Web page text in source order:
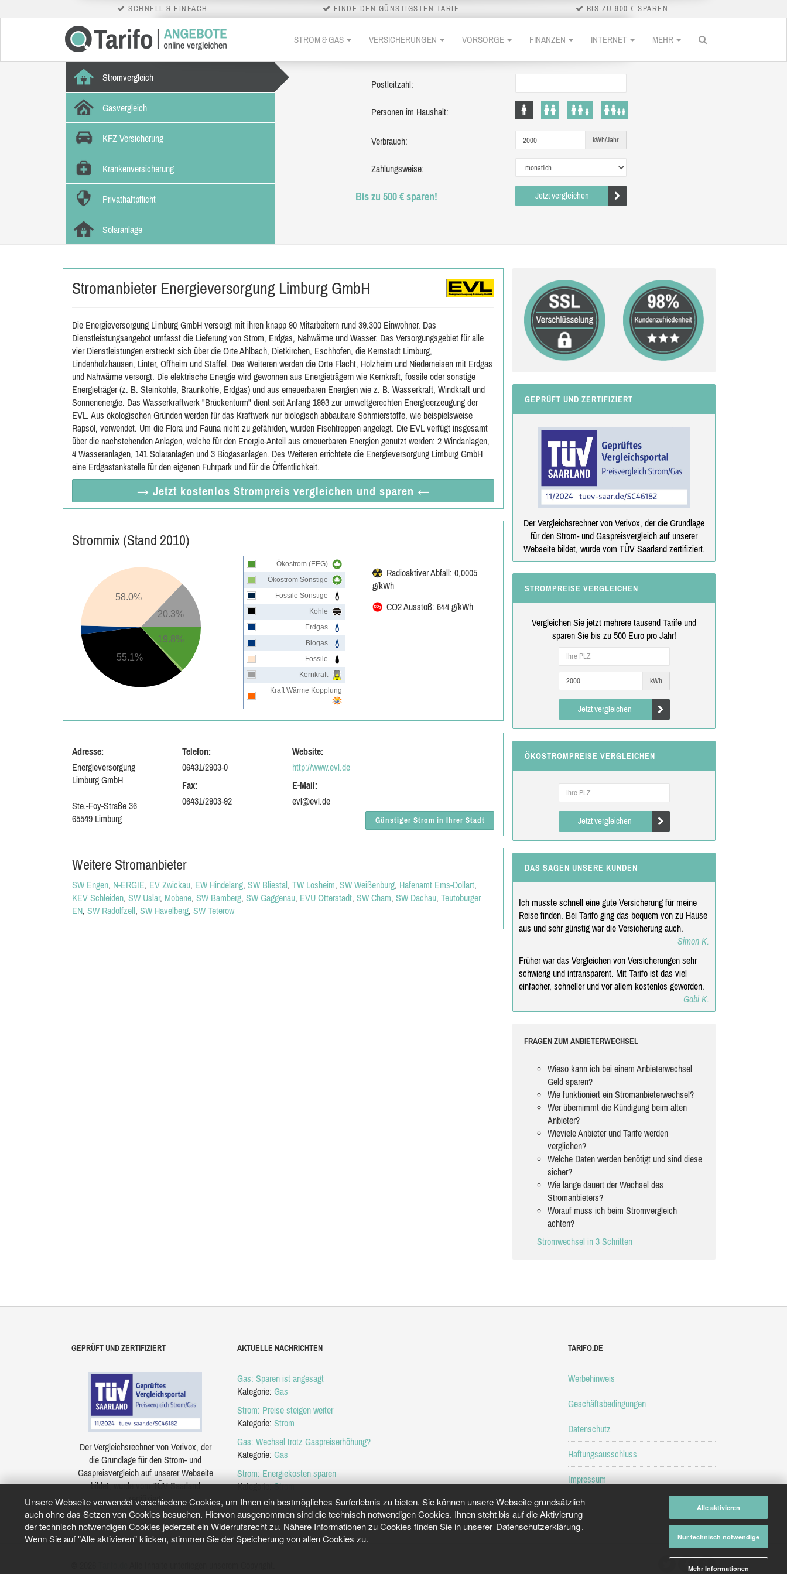
Unsere Webseite verwendet verschiedene Cookies, um Ihnen ein bestmögliches Surferlebnis zu bieten. Sie können unsere Webseite grundsätzlich
auch ohne das Setzen von Cookies besuchen. Hiervon ausgenommen sind die technisch notwendigen Cookies. Ihnen steht bis auf die Aktivierung
der technisch notwendigen Cookies jederzeit ein Widerrufsrecht zu. Nähere Informationen zu Cookies finden Sie in unserer Datenschutzerklärung.
Wenn Sie auf "Alle aktivieren" klicken, stimmen Sie der Speicherung von allen Cookies zu.
Alle aktivieren
Nur technisch notwendige
Mehr Informationen
SCHNELL & EINFACH FINDE DEN GÜNSTIGSTEN TARIF BIS ZU 900 € SPAREN
STROM & GAS VERSICHERUNGEN VORSORGE FINANZEN INTERNET MEHR
Stromvergleich
Gasvergleich
KFZ Versicherung
Krankenversicherung
Privathaftpflicht
Solaranlage
Postleitzahl:
Personen im Haushalt:
Verbrauch: kWh/Jahr
Zahlungsweise:
Bis zu 500 € sparen! Jetzt vergleichen
Stromanbieter Energieversorgung Limburg GmbH
Die Energieversorgung Limburg GmbH versorgt mit ihren knapp 90 Mitarbeitern rund 39.300 Einwohner. Das
Dienstleistungsangebot umfasst die Lieferung von Strom, Erdgas, Nahwärme und Wasser. Das Versorgungsgebiet für alle
vier Dienstleistungen erstreckt sich über die Orte Ahlbach, Dietkirchen, Eschhofen, die Kernstadt Limburg,
Lindenholzhausen, Linter, Offheim und Staffel. Des Weiteren werden die Orte Flacht, Holzheim und Niederneisen mit Erdgas
und Nahwärme versorgt. Die elektrische Energie wird gewonnen aus Energieträgern wie Kernkraft, fossile oder sonstige
Energieträger (z. B. Steinkohle, Braunkohle, Erdgas) und aus erneuerbaren Energien wie z. B. Wasserkraft, Windkraft und
Sonnenenergie. Das Wasserkraftwerk "Brückenturm" dient seit Anfang 1993 zur umweltgerechten Energieerzeugung der
EVL. Aus ökologischen Gründen werden für das Kraftwerk nur biologisch abbaubare Schmierstoffe, wie beispielsweise
Rapsöl, verwendet. Um die Flora und Fauna nicht zu gefährden, wurden Fischtreppen angelegt. Die EVL verfügt insgesamt
über die nachstehenden Anlagen, welche für den Energie-Anteil aus erneuerbaren Energien genutzt werden: 2 Windanlagen,
4 Wasseranlagen, 141 Solaranlagen und 3 Biogasanlagen. Des Weiteren errichtete die Energieversorgung Limburg GmbH
eine Erdgastankstelle für den eigenen Fuhrpark und für die Öffentlichkeit.
→ Jetzt kostenlos Strompreis vergleichen und sparen ←
Strommix (Stand 2010)
Ökostrom (EEG)
Ökostrom Sonstige
Fossile Sonstige
Kohle
Erdgas
Biogas
Fossile
Kernkraft
Kraft Wärme Kopplung
19.8%
55.1%
58.0%
20.3%
Radioaktiver Abfall: 0,0005
g/kWh
CO2 Ausstoß: 644 g/kWh
Adresse:
Energieversorgung
Limburg GmbH
Ste.-Foy-Straße 36
65549 Limburg
Telefon:
06431/2903-0
Fax:
06431/2903-92
Website:
http://www.evl.de
E-Mail:
evl@evl.de
Günstiger Strom in Ihrer Stadt
Weitere Stromanbieter
SW Engen, N-ERGIE, EV Zwickau, EW Hindelang, SW Bliestal, TW Losheim, SW Weißenburg, Hafenamt Ems-Dollart,
KEV Schleiden, SW Uslar, Mobene, SW Bamberg, SW Gaggenau, EVU Otterstadt, SW Cham, SW Dachau, Teutoburger
EN, SW Radolfzell, SW Havelberg, SW Teterow
GEPRÜFT UND ZERTIFIZIERT
Der Vergleichsrechner von Verivox, der die Grundlage
für den Strom- und Gaspreisvergleich auf unserer
Webseite bildet, wurde vom TÜV Saarland zertifiziert.
STROMPREISE VERGLEICHEN
Vergleichen Sie jetzt mehrere tausend Tarife und
sparen Sie bis zu 500 Euro pro Jahr!
kWh
Jetzt vergleichen
ÖKOSTROMPREISE VERGLEICHEN
Jetzt vergleichen
DAS SAGEN UNSERE KUNDEN
Ich musste schnell eine gute Versicherung für meine
Reise finden. Bei Tarifo ging das bequem von zu Hause
aus und sehr günstig war die Versicherung auch.
Simon K.
Früher war das Vergleichen von Versicherungen sehr
schwierig und intransparent. Mit Tarifo ist das viel
einfacher, schneller und vor allem kostenlos geworden.
Gabi K.
FRAGEN ZUM ANBIETERWECHSEL
Wieso kann ich bei einem Anbieterwechsel
Geld sparen?
Wie funktioniert ein Stromanbieterwechsel?
Wer übernimmt die Kündigung beim alten
Anbieter?
Wieviele Anbieter und Tarife werden
verglichen?
Welche Daten werden benötigt und sind diese
sicher?
Wie lange dauert der Wechsel des
Stromanbieters?
Worauf muss ich beim Stromvergleich
achten?
Stromwechsel in 3 Schritten
GEPRÜFT UND ZERTIFIZIERT
Der Vergleichsrechner von Verivox, der
die Grundlage für den Strom- und
Gaspreisvergleich auf unserer Webseite
bildet, wurde vom TÜV Saarland
zertifiziert.
AKTUELLE NACHRICHTEN
Gas: Sparen ist angesagt
Kategorie: Gas
Strom: Preise steigen weiter
Kategorie: Strom
Gas: Wechsel trotz Gaspreiserhöhung?
Kategorie: Gas
Strom: Energiekosten sparen
Kategorie:Strom
TARIFO.DE
Werbehinweis
Geschäftsbedingungen
Datenschutz
Haftungsausschluss
Impressum